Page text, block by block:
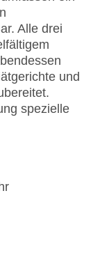
am Pool
Alle drei
und
spezielle